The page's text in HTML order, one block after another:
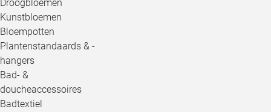
Droogbloemen
Kunstbloemen
Bloempotten
Plantenstandaards & -
hangers
Bad- &
doucheaccessoires
Badtextiel